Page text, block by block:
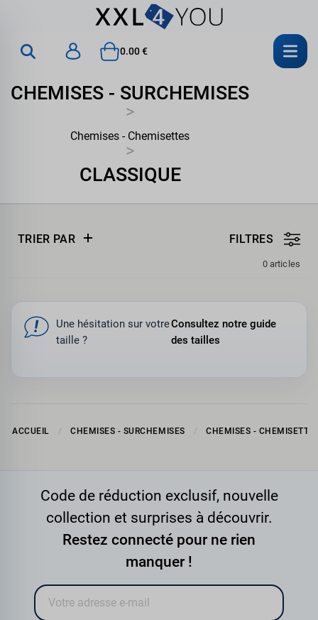
0.00 €
CHEMISES - SURCHEMISES
>
Chemises - Chemisettes
>
CLASSIQUE
TRIER PAR FILTRES
0 articles
Une hésitation sur votre
taille ?
Consultez notre guide
des tailles
ACCUEIL CHEMISES - SURCHEMISES CHEMISES -
Code de réduction exclusif, nouvelle
collection et surprises à découvrir.
Restez connecté pour ne rien
manquer !